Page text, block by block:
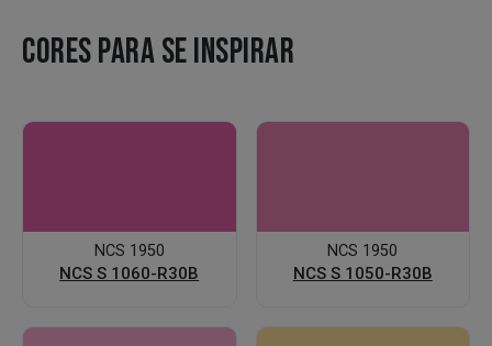
CORES PARA SE INSPIRAR
NCS 1950
NCS S 1060-R30B
NCS 1950
NCS S 1050-R30B